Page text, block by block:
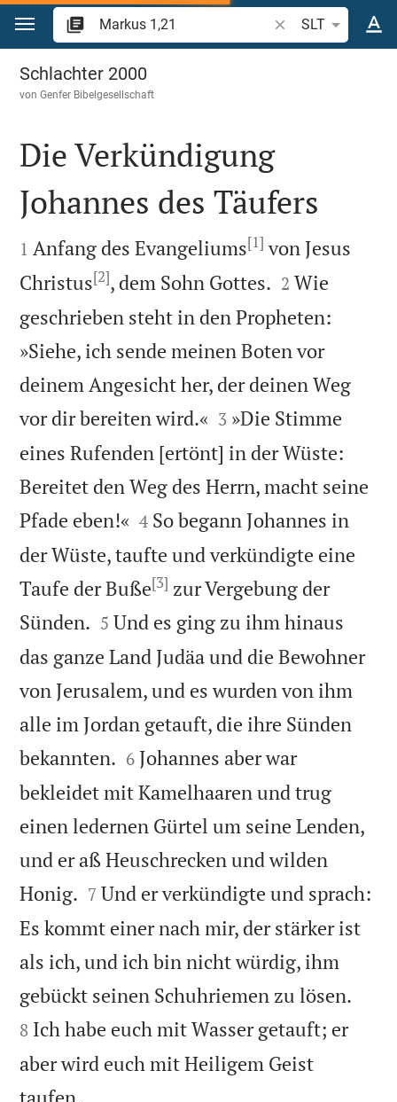
Zum Inhalt springen
Bibelstelle oder
SLT
Markus 1
Schlachter 2000
vonGenfer Bibelgesellschaft

Die Verkündigung
Johannes des Täufers

1 Anfang des Evangeliums[1] von Jesus
Christus[2], dem Sohn Gottes. 

2 Wie
geschrieben steht in den Propheten:
»Siehe, ich sende meinen Boten vor
deinem Angesicht her, der deinen Weg
vor dir bereiten wird.« 

3 »Die Stimme
eines Rufenden [ertönt] in der Wüste:
Bereitet den Weg des Herrn, macht seine
Pfade eben!« 

4 So begann Johannes in
der Wüste, taufte und verkündigte eine
Taufe der Buße[3] zur Vergebung der
Sünden. 

5 Und es ging zu ihm hinaus
das ganze Land Judäa und die Bewohner
von Jerusalem, und es wurden von ihm
alle im Jordan getauft, die ihre Sünden
bekannten. 

6 Johannes aber war
bekleidet mit Kamelhaaren und trug
einen ledernen Gürtel um seine Lenden,
und er aß Heuschrecken und wilden
Honig. 

7 Und er verkündigte und sprach:
Es kommt einer nach mir, der stärker ist
als ich, und ich bin nicht würdig, ihm
gebückt seinen Schuhriemen zu lösen.
8 Ich habe euch mit Wasser getauft; er
aber wird euch mit Heiligem Geist